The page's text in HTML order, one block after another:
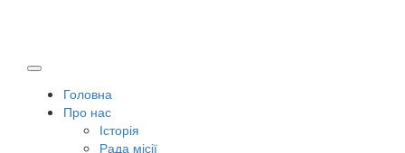
Головна
Про нас
Історія
Рада місії